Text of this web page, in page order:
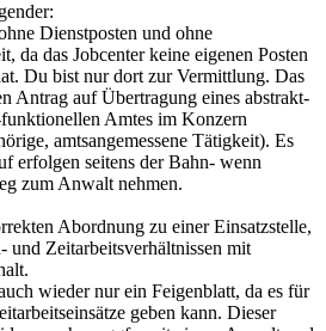
Dienstposten und ohne
da das Jobcenter keine eigenen Posten
Du bist nur dort zur Vermittlung. Das
Antrag auf Übertragung eines abstrakt-
Amtes im Konzern
amtsangemessene Tätigkeit). Es
erfolgen seitens der Bahn- wenn
zum Anwalt nehmen.
Abordnung zu einer Einsatzstelle,
und Zeitarbeitsverhältnissen mit
wieder nur ein Feigenblatt, da es für
geben kann. Dieser